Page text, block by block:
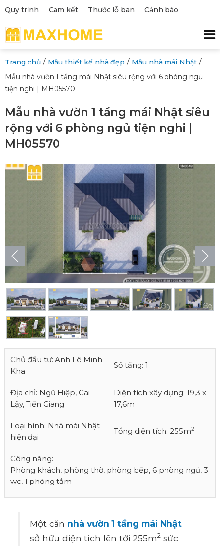
Quy trình Cam kết Thước lỗ ban Cảnh báo
Trang chủ / Mẫu thiết kế nhà đẹp / Mẫu nhà mái Nhật /
Mẫu nhà vườn 1 tầng mái Nhật siêu rộng với 6 phòng ngủ
tiện nghi | MH05570
Mẫu nhà vườn 1 tầng mái Nhật siêu
rộng với 6 phòng ngủ tiện nghi |
MH05570
Chủ đầu tư: Anh Lê Minh
Kha
Số tầng: 1
Địa chỉ: Ngũ Hiệp, Cai
Lậy, Tiền Giang
Diện tích xây dựng: 19,3 x
17,6m
Loại hình: Nhà mái Nhật
hiện đại
Tổng diện tích: 255m2
Công năng:
Phòng khách, phòng thờ, phòng bếp, 6 phòng ngủ, 3
wc, 1 phòng tắm
Một căn nhà vườn 1 tầng mái Nhật
sở hữu diện tích lên tới 255m2 sức